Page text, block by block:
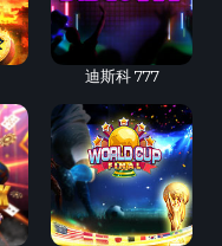
迪斯科 777